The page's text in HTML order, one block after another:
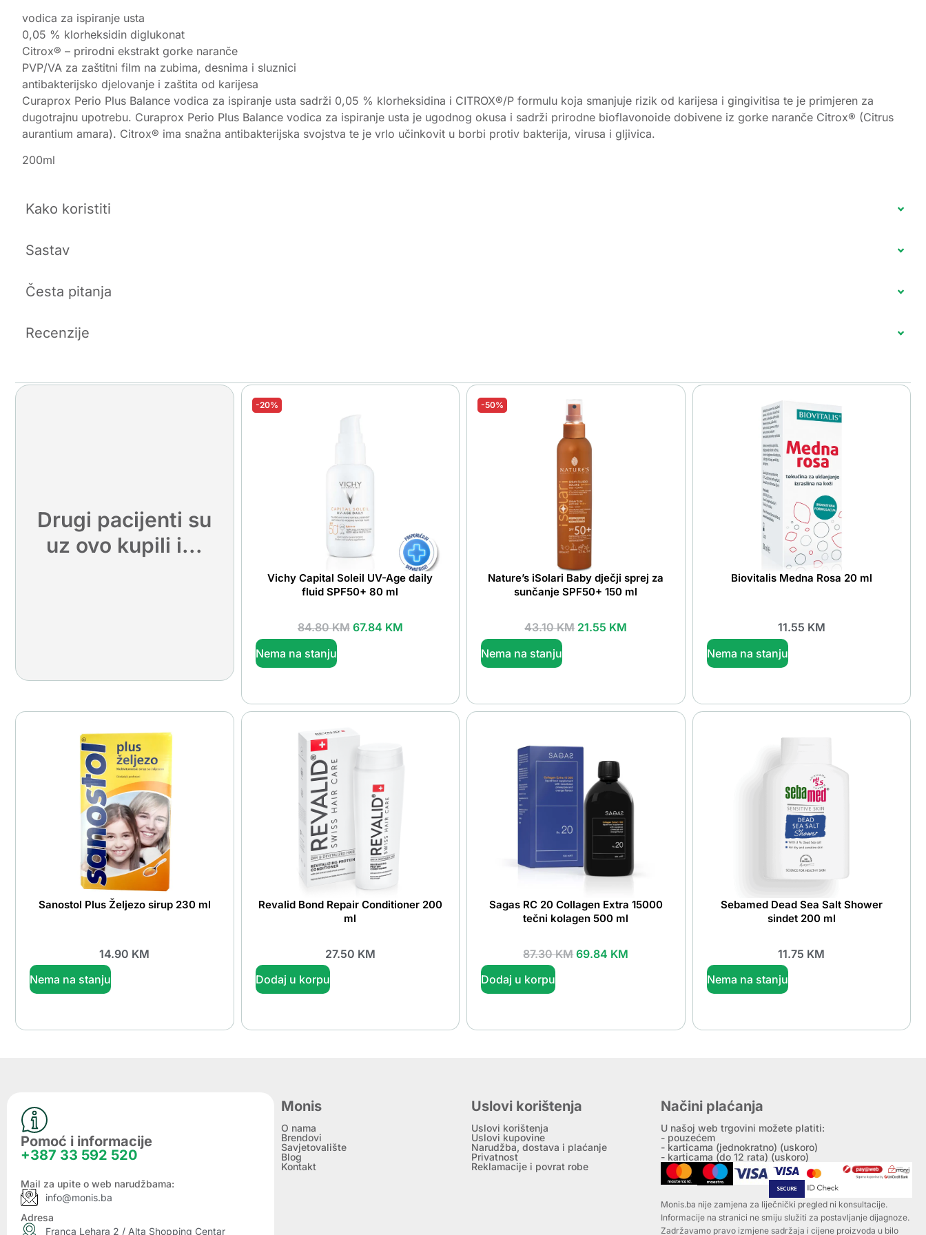
vodica za ispiranje usta
0,05 % klorheksidin diglukonat
Citrox® – prirodni ekstrakt gorke naranče
PVP/VA za zaštitni film na zubima, desnima i sluznici
antibakterijsko djelovanje i zaštita od karijesa
Curaprox Perio Plus Balance vodica za ispiranje usta sadrži 0,05 % klorheksidina i CITROX®/P formulu koja smanjuje rizik od karijesa i gingivitisa te je primjeren za
dugotrajnu upotrebu. Curaprox Perio Plus Balance vodica za ispiranje usta je ugodnog okusa i sadrži prirodne bioflavonoide dobivene iz gorke naranče Citrox® (Citrus
aurantium amara). Citrox® ima snažna antibakterijska svojstva te je vrlo učinkovit u borbi protiv bakterija, virusa i gljivica.
200ml
Kako koristiti
Sastav
Česta pitanja
Recenzije
Drugi pacijenti su
uz ovo kupili i...
-20%
Vichy Capital Soleil UV-Age daily
fluid SPF50+ 80 ml
84.80KM 67.84 KM
Nema na stanju
-50%
Nature’s iSolari Baby dječji sprej za
sunčanje SPF50+ 150 ml
43.10KM 21.55 KM
Nema na stanju
Biovitalis Medna Rosa 20 ml
11.55 KM
Nema na stanju
Sanostol Plus Željezo sirup 230 ml
14.90 KM
Nema na stanju
Revalid Bond Repair Conditioner 200
ml
27.50 KM
Dodaj u korpu
Sagas RC 20 Collagen Extra 15000
tečni kolagen 500 ml
87.30KM 69.84 KM
Dodaj u korpu
Sebamed Dead Sea Salt Shower
sindet 200 ml
11.75 KM
Nema na stanju
Pomoć i informacije
+387 33 592 520
Mail za upite o web narudžbama:
info@monis.ba
Adresa
Franca Lehara 2 / Alta Shopping Centar
Monis
O nama
Brendovi
Savjetovalište
Blog
Kontakt
Uslovi korištenja
Uslovi korištenja
Uslovi kupovine
Narudžba, dostava i plaćanje
Privatnost
Reklamacije i povrat robe
Načini plaćanja
U našoj web trgovini možete platiti:
- pouzećem
- karticama (jednokratno) (uskoro)
- karticama (do 12 rata) (uskoro)
Monis.ba nije zamjena za liječnički pregled ni konsultacije.
Informacije na stranici ne smiju služiti za postavljanje dijagnoze.
Zadržavamo pravo izmjene sadržaja i cijene proizvoda u bilo